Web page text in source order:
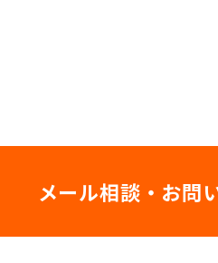
メール相談・お問